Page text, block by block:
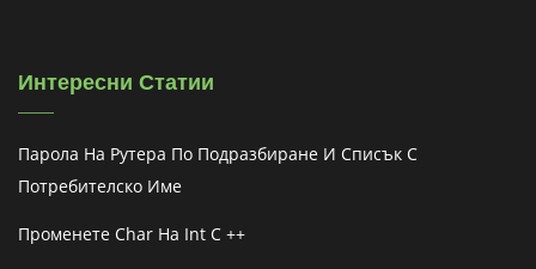
Интересни Статии
Парола На Рутера По Подразбиране И Списък С
Потребителско Име
Променете Char На Int C ++